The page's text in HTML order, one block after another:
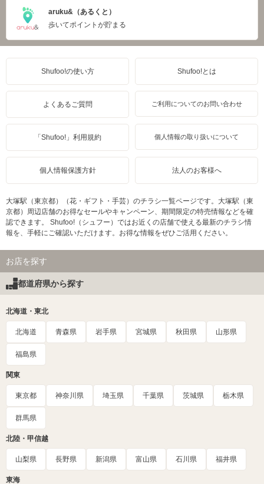
aruku&（あるくと）
歩いてポイントが貯まる
Shufoo!の使い方 Shufoo!とは
よくあるご質問 ご利用についてのお問い合わせ
「Shufoo!」利用規約 個人情報の取り扱いについて
個人情報保護方針 法人のお客様へ
大塚駅（東京都）（花・ギフト・手芸）のチラシ一覧ページです。大塚駅（東
京都）周辺店舗のお得なセールやキャンペーン、期間限定の特売情報などを確
認できます。 Shufoo!（シュフー）ではお近くの店舗で使える最新のチラシ情
報を、手軽にご確認いただけます。お得な情報をぜひご活用ください。
お店を探す
都道府県から探す
北海道・東北
北海道 青森県 岩手県 宮城県 秋田県 山形県
福島県
関東
東京都 神奈川県 埼玉県 千葉県 茨城県 栃木県
群馬県
北陸・甲信越
山梨県 長野県 新潟県 富山県 石川県 福井県
東海